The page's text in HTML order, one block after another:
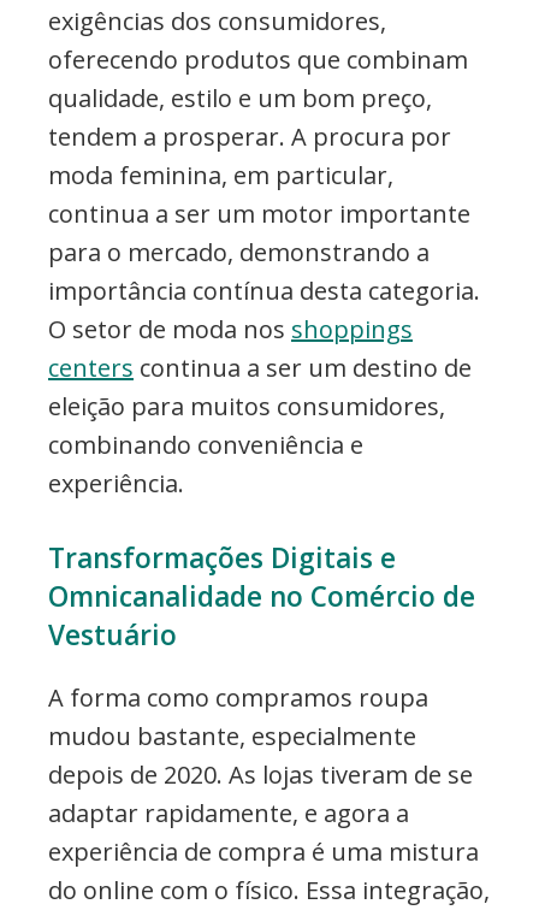
exigências dos consumidores,
oferecendo produtos que combinam
qualidade, estilo e um bom preço,
tendem a prosperar. A procura por
moda feminina, em particular,
continua a ser um motor importante
para o mercado, demonstrando a
importância contínua desta categoria.
O setor de moda nos shoppings
centers continua a ser um destino de
eleição para muitos consumidores,
combinando conveniência e
experiência.
Transformações Digitais e
Omnicanalidade no Comércio de
Vestuário
A forma como compramos roupa
mudou bastante, especialmente
depois de 2020. As lojas tiveram de se
adaptar rapidamente, e agora a
experiência de compra é uma mistura
do online com o físico. Essa integração,